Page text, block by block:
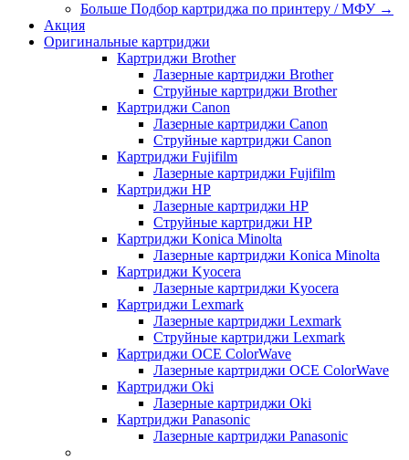
Больше Подбор картриджа по принтеру / МФУ →
Акция
Оригинальные картриджи
Картриджи Brother
Лазерные картриджи Brother
Струйные картриджи Brother
Картриджи Canon
Лазерные картриджи Canon
Струйные картриджи Canon
Картриджи Fujifilm
Лазерные картриджи Fujifilm
Картриджи HP
Лазерные картриджи HP
Струйные картриджи HP
Картриджи Konica Minolta
Лазерные картриджи Konica Minolta
Картриджи Kyocera
Лазерные картриджи Kyocera
Картриджи Lexmark
Лазерные картриджи Lexmark
Струйные картриджи Lexmark
Картриджи OCE ColorWave
Лазерные картриджи OCE ColorWave
Картриджи Oki
Лазерные картриджи Oki
Картриджи Panasonic
Лазерные картриджи Panasonic